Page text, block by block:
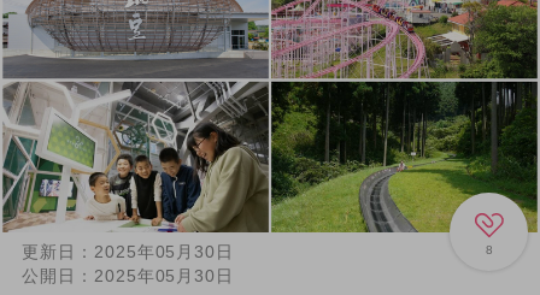
8
更新日： 2025年05月30日
公開日： 2025年05月30日